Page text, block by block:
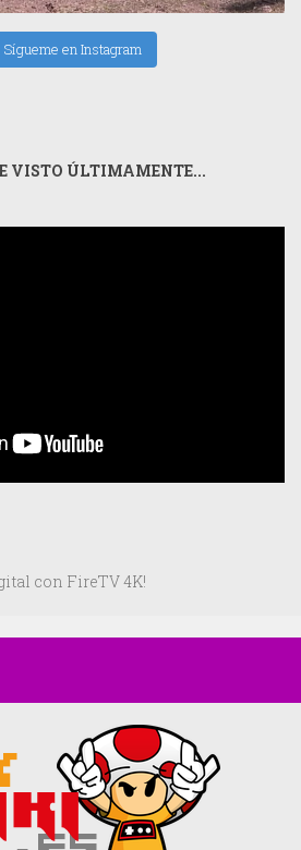
Sígueme en Instagram
VISTO ÚLTIMAMENTE...
con FireTV 4K!